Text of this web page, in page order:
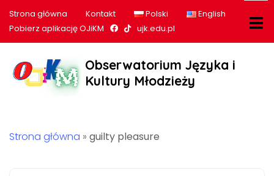
Strona główna Kontakt Polski
English
Pobierz aplikację OJiKM
Nasz profil na Facebook
Nasz profil na tiktok
ujk.edu.pl
Obserwatorium Języka i
Kultury Młodzieży
Strona główna » guilty pleasure